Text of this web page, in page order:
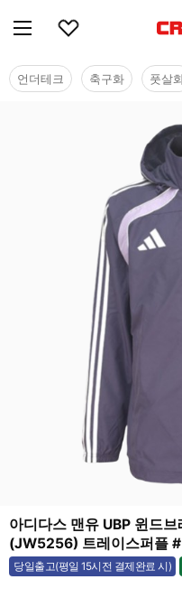
언더테크 축구화 풋살
아디다스 맨유 UBP 윈드
(JW5256) 트레이스퍼플 #
당일출고(평일 15시전 결제완료 시)